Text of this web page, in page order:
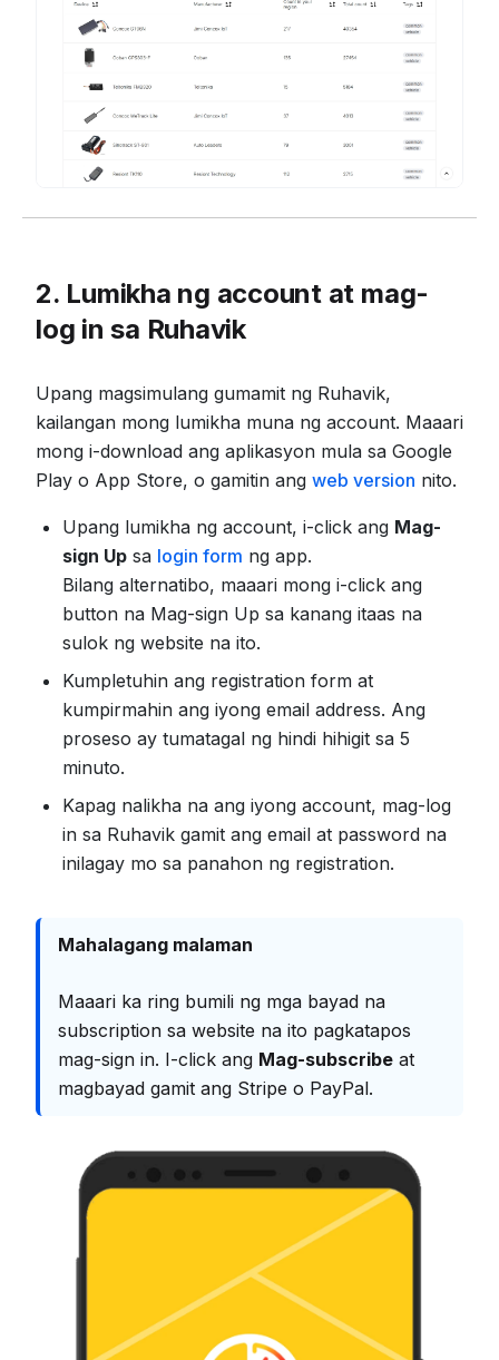
2. Lumikha ng account at mag-
log in sa Ruhavik
Upang magsimulang gumamit ng Ruhavik,
kailangan mong lumikha muna ng account. Maaari
mong i-download ang aplikasyon mula sa Google
Play o App Store, o gamitin ang web version nito.
Upang lumikha ng account, i-click ang Mag-
sign Up sa login form ng app.
Bilang alternatibo, maaari mong i-click ang
button na Mag-sign Up sa kanang itaas na
sulok ng website na ito.
Kumpletuhin ang registration form at
kumpirmahin ang iyong email address. Ang
proseso ay tumatagal ng hindi hihigit sa 5
minuto.
Kapag nalikha na ang iyong account, mag-log
in sa Ruhavik gamit ang email at password na
inilagay mo sa panahon ng registration.
Mahalagang malaman
Maaari ka ring bumili ng mga bayad na
subscription sa website na ito pagkatapos
mag-sign in. I-click ang Mag-subscribe at
magbayad gamit ang Stripe o PayPal.